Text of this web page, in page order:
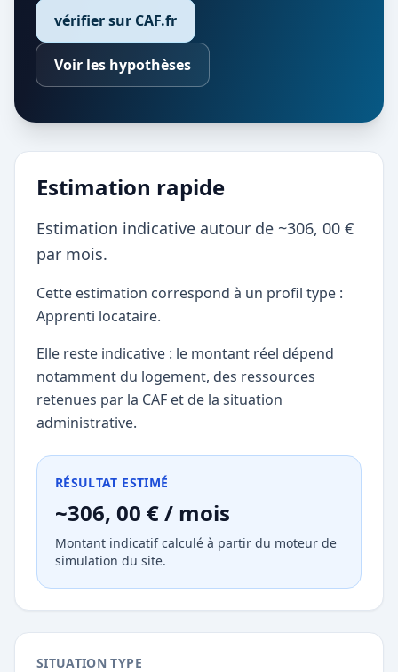
vérifier sur CAF.fr
Voir les hypothèses
Estimation rapide
Estimation indicative autour de ~306, 00 €
par mois.
Cette estimation correspond à un profil type :
Apprenti locataire.
Elle reste indicative : le montant réel dépend
notamment du logement, des ressources
retenues par la CAF et de la situation
administrative.
RÉSULTAT ESTIMÉ
~306, 00 € / mois
Montant indicatif calculé à partir du moteur de
simulation du site.
SITUATION TYPE